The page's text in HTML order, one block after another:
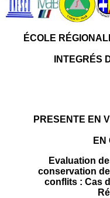
ÉCOLE
INTEGRÉS
PRESENTE EN
EN
Evaluation
conservation
conflits : Cas